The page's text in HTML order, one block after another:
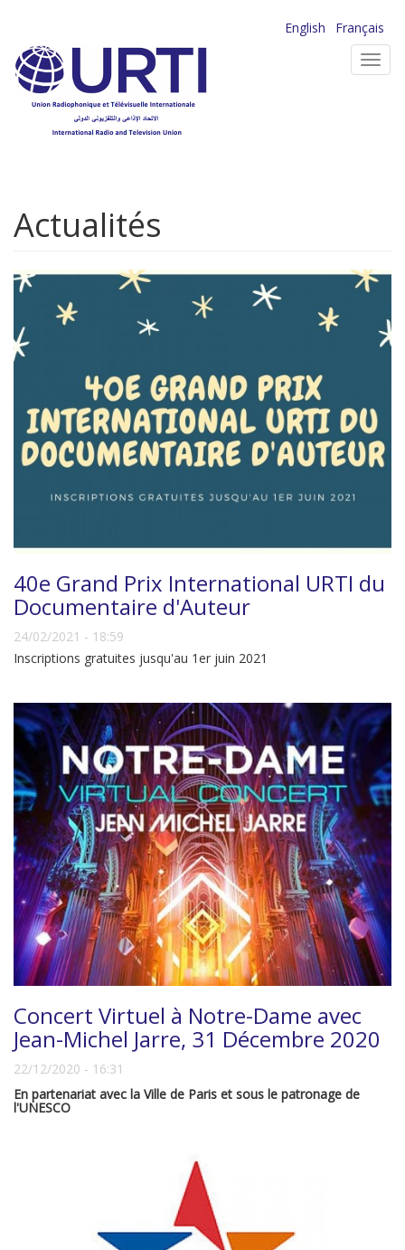
contenu
principal
English
Français
Actualités
40e Grand Prix International URTI du
Documentaire d'Auteur
24/02/2021 - 18:59
Inscriptions gratuites jusqu'au 1er juin 2021
Concert Virtuel à Notre-Dame avec
Jean-Michel Jarre, 31 Décembre 2020
22/12/2020 - 16:31
En partenariat avec la Ville de Paris et sous le patronage de
l'UNESCO